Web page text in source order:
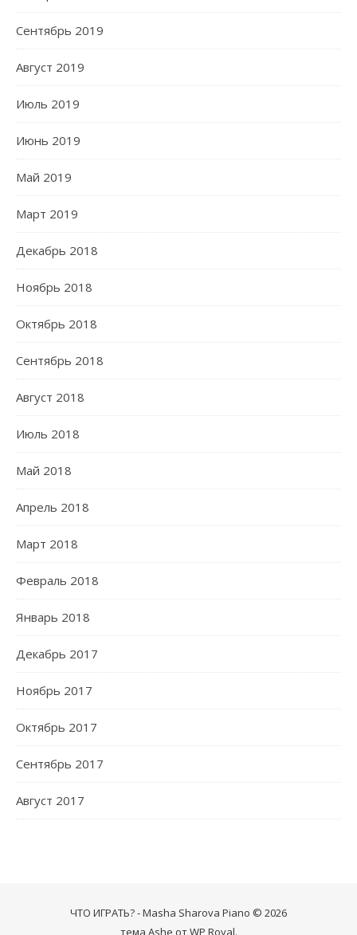
Сентябрь 2019
Август 2019
Июль 2019
Июнь 2019
Май 2019
Март 2019
Декабрь 2018
Ноябрь 2018
Октябрь 2018
Сентябрь 2018
Август 2018
Июль 2018
Май 2018
Апрель 2018
Март 2018
Февраль 2018
Январь 2018
Декабрь 2017
Ноябрь 2017
Октябрь 2017
Сентябрь 2017
Август 2017
ЧТО ИГРАТЬ? - Masha Sharova Piano © 2026
тема Ashe отWP Royal.